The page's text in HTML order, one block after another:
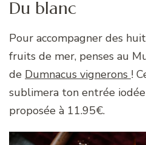
Du blanc
Pour accompagner des
fruits de mer, penses au
de Dumnacus vignerons !
sublimera ton entrée
proposée à 11.95€.